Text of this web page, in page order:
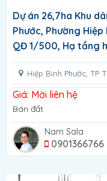
Dự án 26,7ha Khu
Phước, Phường
QĐ 1/500, Hạ tầng
Hiệp Bình Phước, TP
Giá: Mời liên hệ
Bán đất
Nam Sala
0901366766